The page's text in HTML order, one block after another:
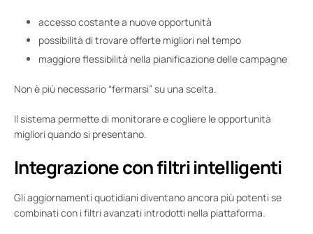
accesso costante a nuove opportunità
possibilità di trovare offerte migliori nel tempo
maggiore flessibilità nella pianificazione delle campagne
Non è più necessario “fermarsi” su una scelta.
Il sistema permette di monitorare e cogliere le opportunità
migliori quando si presentano.
Integrazione con filtri intelligenti
Gli aggiornamenti quotidiani diventano ancora più potenti se
combinati con i filtri avanzati introdotti nella piattaforma.